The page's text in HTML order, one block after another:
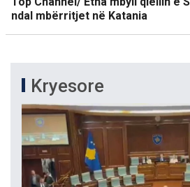
ndal mbërritjet në Katania
Kryesore